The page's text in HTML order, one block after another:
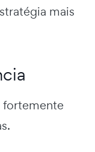
mais
fortemente